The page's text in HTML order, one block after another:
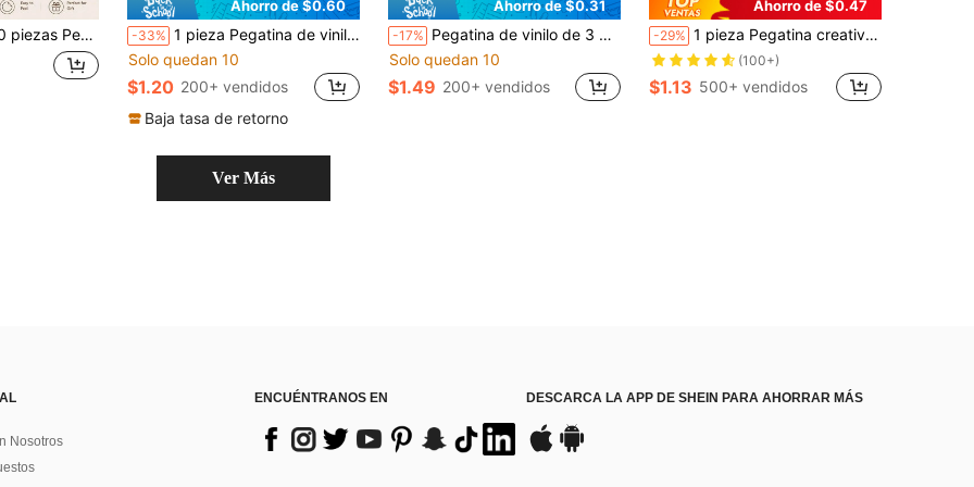
decoración de álbum de recortes, portátil, equipaje, guitarra, taza de agua, funda de teléfono, calcomanía DIY
Ahorro de $0.60
-33% 1 pieza Pegatina de vinilo cara y difícil, calcomanía con cita de actitud Y2K resistente al agua en color rosa con etiqueta de precio y diseño con brillo para laptop, botella de agua, cuaderno, diario, funda de teléfono, decoración de vaso térmico
Solo quedan 10
$1.20 200+ vendidos
Baja tasa de retorno
Ahorro de $0.31
-17% Pegatina de vinilo de 3 pulgadas "Espiritualmente estoy en Barnes & Noble", regalo para amantes de los libros, diseño lindo y artístico, perfecto para portátiles, botellas de agua, fundas de teléfono, cuadernos y talla grande, resistente al agua y duradera, fácil de aplicar, acabado brillante de alta calidad, protegida contra rayos UV, resistente a los arañazos, genial para personalización y regalos, pegatina para amantes de los libros, pegatina para Kindle, regalo para amantes de los libros, mercancía para amantes de los libros, lector de obscenidades, amante de la lectura
Solo quedan 10
$1.49 200+ vendidos
Ahorro de $0.47
-29% 1 pieza Pegatina creativa de vinilo impermeable y removible de 3 pulgadas, adecuada para cualquier superficie lisa - portátil, tableta, funda de teléfono, cuaderno, escritorio, casco, botella de agua, monopatín, refrigerador, caja de herramientas, marco de fotos, equipaje, escritorio de oficina, carpeta, Kindle, etc., impresa con el diseño de cita inspiradora para amantes de mascotas "Aquí estoy, mi corazón está con mi perro", pegatina inspiradora y linda, pegatina de cita de mascota, pegatina de amante de perros, pegatina de salud mental.
(100+)
$1.13 500+ vendidos
Ver Más
Nosotros
ENCUÉNTRANOS EN DESCARCA LA APP DE SHEIN PARA AHORRAR MÁS